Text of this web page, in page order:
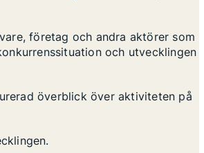
företag och andra aktörer som
och utvecklingen
överblick över aktiviteten på